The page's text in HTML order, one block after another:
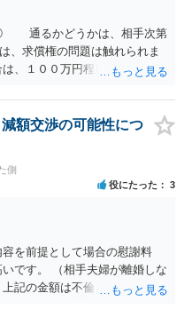
１００万円は不当利得（受け
た）として返還請求されてい
はないかと存じます。 ④ 私
払い借金が既に約100万あり。
、一括で220万円を支払う事は
払いになる可能性はあります
は、強制執行により不動産等
回収が図られることになりま
ですので、その場合は分割払
このような事情であれば、私
しょうか。 ⇒ご相談者様の認
返済する必要はないと考えら
続けることがベターかと存じ
通るかどうかは、相手次第
、求償権の問題は触れられま
１００万円程度となる可能
、時間的、精神的負担等）、
姿勢を示すことで、プラス
決する多くの場合は、相手
万円以下で合意できる場合は
円から８０万円程度になる
。 ２ 質問② ご記載の内容が
います。 なお、ご自身が離
かと思いますので、ご注意く
既に破綻していたことや、
たと主張することもあります
身の場合にそれらの主張が
問③ 違約金を５０万円とす
額交渉の可能性につ
側
役にたった 3
を前提として場合の慰謝料
です。 （相手夫婦が離婚しな
記の金額は不倫をした２名が